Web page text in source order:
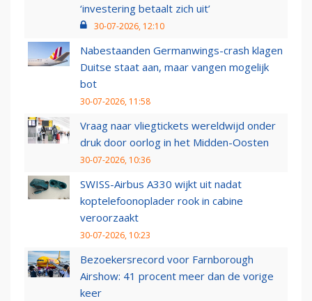
‘investering betaalt zich uit’
30-07-2026, 12:10
Nabestaanden Germanwings-crash klagen
Duitse staat aan, maar vangen mogelijk
bot
30-07-2026, 11:58
Vraag naar vliegtickets wereldwijd onder
druk door oorlog in het Midden-Oosten
30-07-2026, 10:36
SWISS-Airbus A330 wijkt uit nadat
koptelefoonoplader rook in cabine
veroorzaakt
30-07-2026, 10:23
Bezoekersrecord voor Farnborough
Airshow: 41 procent meer dan de vorige
keer